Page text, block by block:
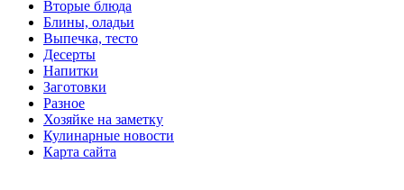
Вторые блюда
Блины, оладьи
Выпечка, тесто
Десерты
Напитки
Заготовки
Разное
Хозяйке на заметку
Кулинарные новости
Карта сайта